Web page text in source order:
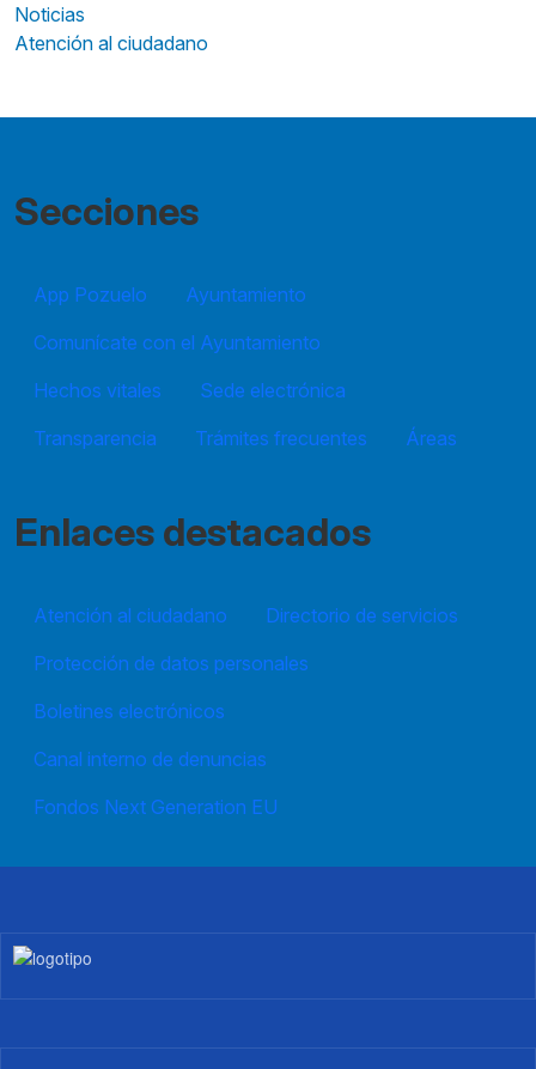
Noticias
Atención al ciudadano
Secciones
App Pozuelo
Ayuntamiento
Comunícate con el Ayuntamiento
Hechos vitales
Sede electrónica
Transparencia
Trámites frecuentes Áreas
Enlaces destacados
Atención al ciudadano
Directorio de servicios
Protección de datos personales
Boletines electrónicos
Canal interno de denuncias
Fondos Next Generation EU
Imagen